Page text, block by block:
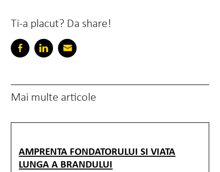
Ti-a placut? Da share!
Mai multe articole
AMPRENTA FONDATORULUI SI VIATA
LUNGA A BRANDULUI